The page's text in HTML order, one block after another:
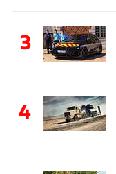
3
4